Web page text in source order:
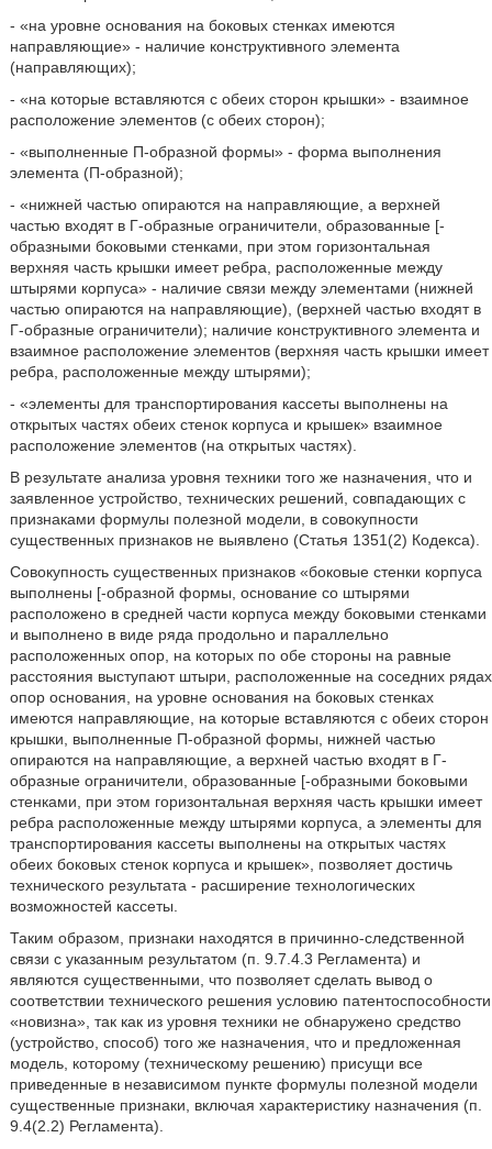
- «на уровне основания на боковых стенках имеются
направляющие» - наличие конструктивного элемента
(направляющих);
- «на которые вставляются с обеих сторон крышки» - взаимное
расположение элементов (с обеих сторон);
- «выполненные П-образной формы» - форма выполнения
элемента (П-образной);
- «нижней частью опираются на направляющие, а верхней
частью входят в Г-образные ограничители, образованные [-
образными боковыми стенками, при этом горизонтальная
верхняя часть крышки имеет ребра, расположенные между
штырями корпуса» - наличие связи между элементами (нижней
частью опираются на направляющие), (верхней частью входят в
Г-образные ограничители); наличие конструктивного элемента и
взаимное расположение элементов (верхняя часть крышки имеет
ребра, расположенные между штырями);
- «элементы для транспортирования кассеты выполнены на
открытых частях обеих стенок корпуса и крышек» взаимное
расположение элементов (на открытых частях).
В результате анализа уровня техники того же назначения, что и
заявленное устройство, технических решений, совпадающих с
признаками формулы полезной модели, в совокупности
существенных признаков не выявлено (Статья 1351(2) Кодекса).
Совокупность существенных признаков «боковые стенки корпуса
выполнены [-образной формы, основание со штырями
расположено в средней части корпуса между боковыми стенками
и выполнено в виде ряда продольно и параллельно
расположенных опор, на которых по обе стороны на равные
расстояния выступают штыри, расположенные на соседних рядах
опор основания, на уровне основания на боковых стенках
имеются направляющие, на которые вставляются с обеих сторон
крышки, выполненные П-образной формы, нижней частью
опираются на направляющие, а верхней частью входят в Г-
образные ограничители, образованные [-образными боковыми
стенками, при этом горизонтальная верхняя часть крышки имеет
ребра расположенные между штырями корпуса, а элементы для
транспортирования кассеты выполнены на открытых частях
обеих боковых стенок корпуса и крышек», позволяет достичь
технического результата - расширение технологических
возможностей кассеты.
Таким образом, признаки находятся в причинно-следственной
связи с указанным результатом (п. 9.7.4.3 Регламента) и
являются существенными, что позволяет сделать вывод о
соответствии технического решения условию патентоспособности
«новизна», так как из уровня техники не обнаружено средство
(устройство, способ) того же назначения, что и предложенная
модель, которому (техническому решению) присущи все
приведенные в независимом пункте формулы полезной модели
существенные признаки, включая характеристику назначения (п.
9.4(2.2) Регламента).